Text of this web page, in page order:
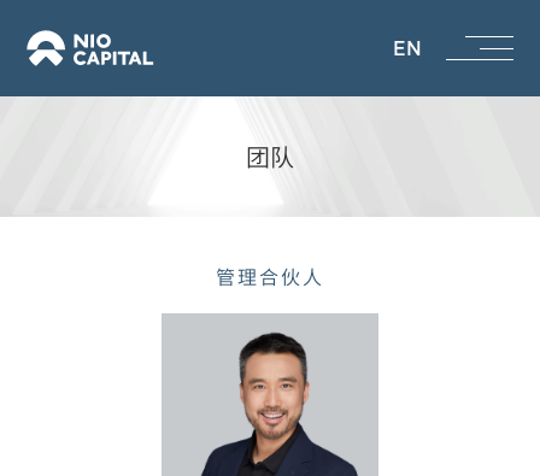
EN
团队
管理合伙人